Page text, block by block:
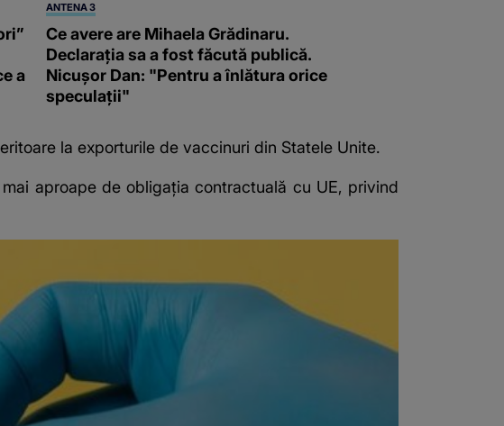
a
ANTENA 3
Ce avere are Mihaela Grădinaru.
Declarația sa a fost făcută publică.
Nicușor Dan: "Pentru a înlătura orice
speculații"
la exporturile de vaccinuri din Statele Unite.
aproape de obligaţia contractuală cu UE, privind